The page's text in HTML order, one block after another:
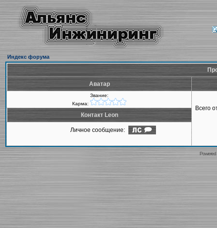
Индекс форума
Аватар
Звание:
Карма:
Всего
Контакт Leon
Личное сообщение: